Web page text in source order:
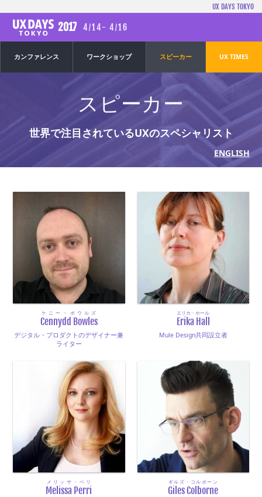
UX DAYS TOKYO
2017 4/14- 4/16
カンファレンス ワークショップ スピーカー UX TIMES
スピーカー
世界で注目されているUXのスペシャリスト
ENGLISH
Cennydd Bowles
ケニー・ボウルズ
デジタル・プロダクトのデザイナー兼
ライター
Erika Hall
エリカ・ホール
Mule Design共同設立者
Melissa Perri
メリッサ・ペリ
Giles Colborne
ギルズ・コルボーン